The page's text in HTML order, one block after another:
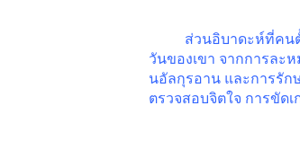
ส่วนอิบาดะห์ที่คนตั้
วันของเขา จากการละ
นอัลกุรอาน และการรั
ตรวจสอบจิตใจ การขัด